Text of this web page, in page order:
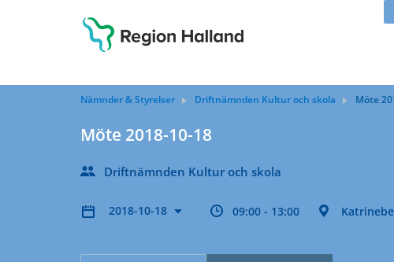
Nämnder & Styrelser Driftnämnden Kultur och skola Möte
Möte 2018-10-18
Driftnämnden Kultur och skola
2018-10-18 09:00 - 13:00